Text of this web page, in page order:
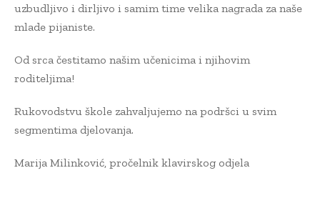
uzbudljivo i dirljivo i samim time velika nagrada za naše
mlade pijaniste.
Od srca čestitamo našim učenicima i njihovim
roditeljima!
Rukovodstvu škole zahvaljujemo na podršci u svim
segmentima djelovanja.
Marija Milinković, pročelnik klavirskog odjela